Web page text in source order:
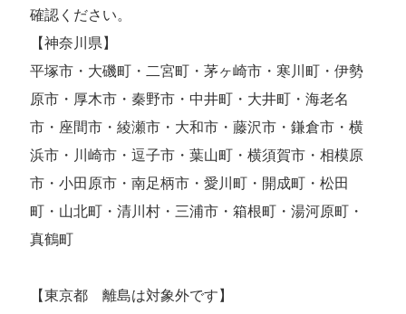
確認ください。
【神奈川県】
平塚市・大磯町・二宮町・茅ヶ崎市・寒川町・伊勢
原市・厚木市・秦野市・中井町・大井町・海老名
市・座間市・綾瀬市・大和市・藤沢市・鎌倉市・横
浜市・川崎市・逗子市・葉山町・横須賀市・相模原
市・小田原市・南足柄市・愛川町・開成町・松田
町・山北町・清川村・三浦市・箱根町・湯河原町・
真鶴町
【東京都 離島は対象外です】